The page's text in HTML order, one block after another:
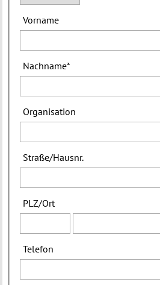
Vorname
Nachname*
Organisation
Straße/Hausnr.
PLZ/Ort
Telefon